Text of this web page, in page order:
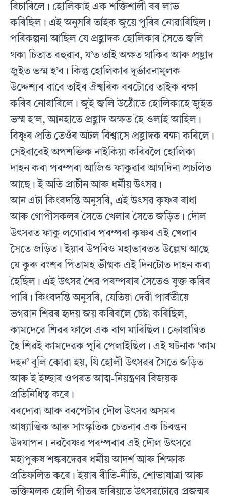
বিচাৰিলে। হোলিকাই এক শক্তিশালী বৰ লাভ
কৰিছিল। এই অনুসৰি তাইক জুয়ে পুৰিব নোৱাৰিছিল।
পৰিকল্পনা আছিল যে প্ৰহ্লাদক হোলিকাৰ সৈতে জ্বলি
থকা চিতাত বহুৱাব, য’ত তাই অক্ষত থাকিব আৰু প্ৰহ্লাদ
জুইত ভস্ম হ’ব। কিন্তু হোলিকাৰ দুৰ্ভাৱনামূলক
উদ্দেশ্যৰ বাবে তাইৰ ঐশ্বৰিক বৰটোৱে তাইক ৰক্ষা
কৰিব নোৱাৰিলে। জুই জ্বলি উঠোঁতে হোলিকাহে জুইত
ভস্ম হ’ল, আনহাতে প্ৰহ্লাদ অক্ষত হৈ ওলাই আহিল।
বিষ্ণুৰ প্ৰতি তেওঁৰ অটল বিশ্বাসে প্ৰহ্লাদক ৰক্ষা কৰিলে।
সেইবাবেই অপশক্তিক নাইকিয়া কৰিবলৈ হোলিকা
দাহন কৰা পৰম্পৰা আজিও ফাকুৱাৰ আগদিনা প্ৰচলিত
আছে। ই অতি প্ৰাচীন আৰু ধৰ্মীয় উৎসৱ।
আন এটা কিংবদন্তি অনুসৰি, এই উৎসৱ কৃষ্ণৰ ৰাধা
আৰু গোপীসকলৰ সৈতে খেলাৰ সৈতে জড়িত। দৌল
উৎসৱত ফাকু লগোৱাৰ পৰম্পৰা কৃষ্ণৰ এই খেলাৰ
সৈতে জড়িত। ইয়াৰ উপৰিও মহাভাৰতত উল্লেখ আছে
যে কুৰু বংশৰ পিতামহ ভীষ্মক এই দিনটোত দাহন কৰা
হৈছিল। এই উৎসৱ শৈৱ পৰম্পৰাৰ সৈতেও যুক্ত কৰিব
পাৰি। কিংবদন্তি অনুসৰি, যেতিয়া দেৱী পাৰ্বতীয়ে
ভগৱান শিৱৰ হৃদয় জয় কৰিবলৈ চেষ্টা কৰিছিল,
কামদেৱে শিৱৰ ফালে এক বাণ মাৰিছিল। ক্ৰোধান্বিত
হৈ শিৱই কামদেৱক পুৰি পেলাইছিল। এই ঘটনাক ‘কাম
দহন’ বুলি কোৱা হয়, যি হোলী উৎসৱৰ সৈতে জড়িত
আৰু ই ইচ্ছাৰ ওপৰত আত্ম-নিয়ন্ত্ৰণৰ বিজয়ক
প্ৰতিনিধিত্ব কৰে।
বৰদোৱা আৰু বৰপেটাৰ দৌল উৎসৱ অসমৰ
আধ্যাত্মিক আৰু সাংস্কৃতিক চেতনাৰ এক চিৰন্তন
উদযাপন। নৱবৈষ্ণৱ পৰম্পৰাৰ এই দৌল উৎসৱে
মহাপুৰুষ শঙ্কৰদেৱৰ ধৰ্মীয় আদৰ্শ আৰু শিক্ষাক
প্ৰতিফলিত কৰে। ইয়াৰ ৰীতি-নীতি, শোভাযাত্ৰা আৰু
ভক্তিমূলক হোলি গীতৰ জৰিয়তে উৎসৱটোৱে প্ৰজন্মৰ